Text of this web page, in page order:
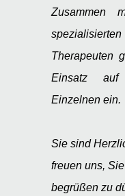
Zusammen
Therapeuten
Einsatz
Einzelnen ein.
Sie sind
freuen uns,
begrüßen zu